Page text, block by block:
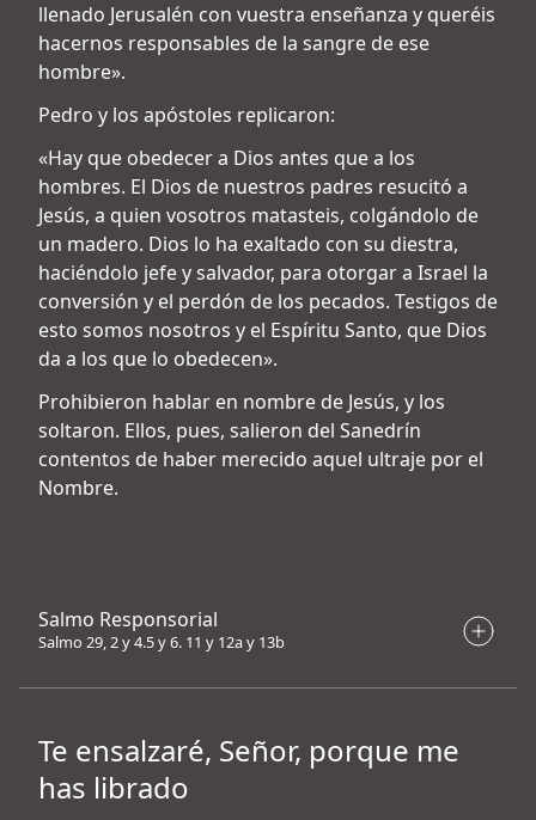
llenado Jerusalén con vuestra enseñanza y queréis
hacernos responsables de la sangre de ese
hombre».
Pedro y los apóstoles replicaron:
«Hay que obedecer a Dios antes que a los
hombres. El Dios de nuestros padres resucitó a
Jesús, a quien vosotros matasteis, colgándolo de
un madero. Dios lo ha exaltado con su diestra,
haciéndolo jefe y salvador, para otorgar a Israel la
conversión y el perdón de los pecados. Testigos de
esto somos nosotros y el Espíritu Santo, que Dios
da a los que lo obedecen».
Prohibieron hablar en nombre de Jesús, y los
soltaron. Ellos, pues, salieron del Sanedrín
contentos de haber merecido aquel ultraje por el
Nombre.
Salmo Responsorial
Salmo 29, 2 y 4.5 y 6. 11 y 12a y 13b
Te ensalzaré, Señor, porque me
has librado